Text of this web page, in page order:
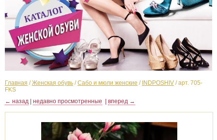
Главная /Женская обувь /Сабо и мюли женские / INDPOSHIV /арт. 705-
FKS
← назад
недавно просмотренные вперед →